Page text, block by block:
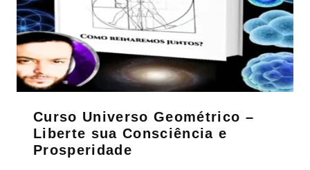
Curso Universo Geométrico –
Liberte sua Consciência e
Prosperidade